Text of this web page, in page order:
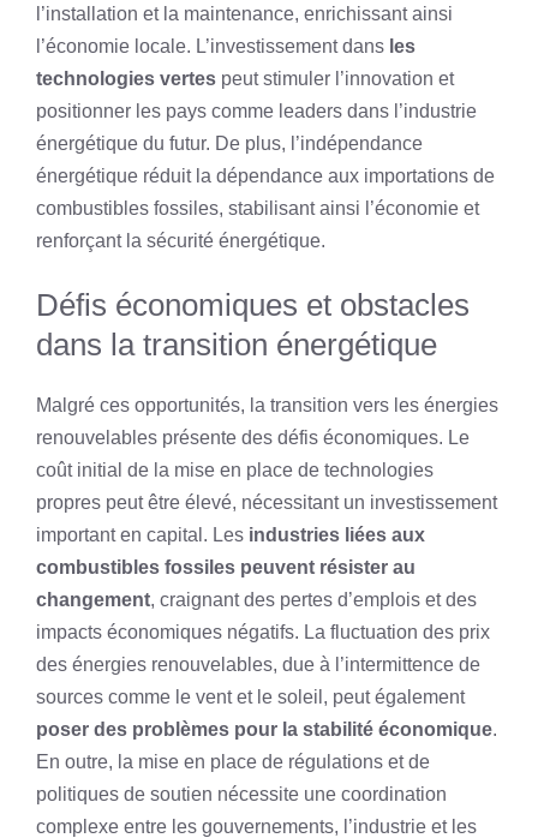
l’installation et la maintenance, enrichissant ainsi
l’économie locale. L’investissement dans les
technologies vertes peut stimuler l’innovation et
positionner les pays comme leaders dans l’industrie
énergétique du futur. De plus, l’indépendance
énergétique réduit la dépendance aux importations de
combustibles fossiles, stabilisant ainsi l’économie et
renforçant la sécurité énergétique.
Défis économiques et obstacles
dans la transition énergétique
Malgré ces opportunités, la transition vers les énergies
renouvelables présente des défis économiques. Le
coût initial de la mise en place de technologies
propres peut être élevé, nécessitant un investissement
important en capital. Les industries liées aux
combustibles fossiles peuvent résister au
changement, craignant des pertes d’emplois et des
impacts économiques négatifs. La fluctuation des prix
des énergies renouvelables, due à l’intermittence de
sources comme le vent et le soleil, peut également
poser des problèmes pour la stabilité économique.
En outre, la mise en place de régulations et de
politiques de soutien nécessite une coordination
complexe entre les gouvernements, l’industrie et les